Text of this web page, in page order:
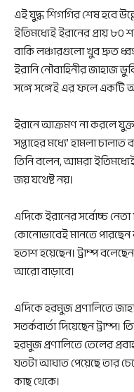
এই যুদ্ধ শিগগির শেষ হবে
ইতিমধ্যেই ইরানের প্রায় ৮০
বাকি লঞ্চারগুলো খুব দ্রুত
ইরানি নৌবাহিনীর জাহাজ
সঙ্গে সঙ্গেই এর ফলে একটি
ইরানে আক্রমণ না করলে
সপ্তাহের মধ্যে’ হামলা চালাত
তিনি বলেন, আমরা
জয় যথেষ্ট নয়।
এদিকে ইরানের সর্বোচ্চ
কোনোভাবেই মানতে পারছেন
হতাশ হয়েছেন। ট্রাম্প
আরো বাড়াবে।
এদিকে হরমুজ প্রণালিতে
সতর্কবার্তা দিয়েছেন
হরমুজ প্রণালিতে তেলের
যতটা আঘাত পেয়েছে তার
কাছ থেকে।